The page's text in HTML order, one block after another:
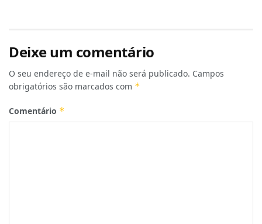
Deixe um comentário
O seu endereço de e-mail não será publicado. Campos
obrigatórios são marcados com *
Comentário *